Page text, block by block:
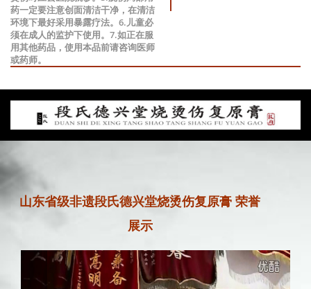
药一定要注意创面清洁干净，在清洁
环境下最好采用暴露疗法。6.儿童必
须在成人的监护下使用。7.如正在服
用其他药品，使用本品前请咨询医师
或药师。
山东省级非遗段氏德兴堂烧烫伤复原膏 荣誉
展示